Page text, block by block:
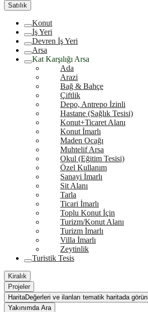
Satılık
Konut
İş Yeri
Devren İş Yeri
Arsa
Kat Karşılığı Arsa
Ada
Arazi
Bağ & Bahçe
Çiftlik
Depo, Antrepo İzinli
Hastane (Sağlık Tesisi)
Konut+Ticaret Alanı
Konut İmarlı
Maden Ocağı
Muhtelif Arsa
Okul (Eğitim Tesisi)
Özel Kullanım
Sanayi İmarlı
Sit Alanı
Tarla
Ticari İmarlı
Toplu Konut İçin
Turizm/Konut Alanı
Turizm İmarlı
Villa İmarlı
Zeytinlik
Turistik Tesis
Kiralık
Projeler
HaritaDeğerleri ve ilanları tematik haritada görün
Yakınımda Ara